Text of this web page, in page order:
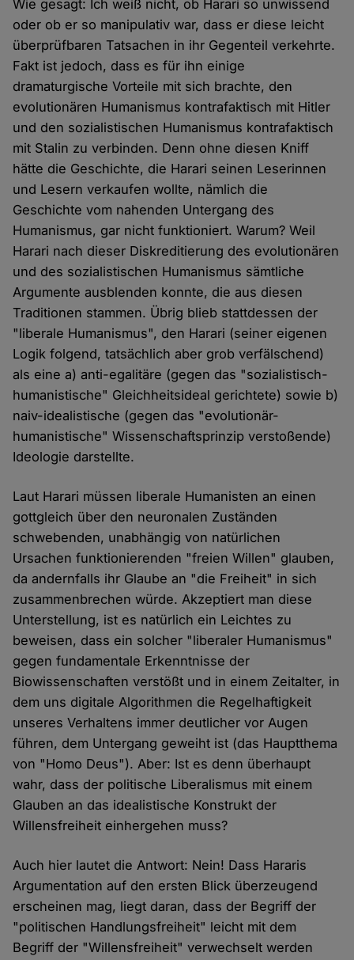
Wie gesagt: Ich weiß nicht, ob Harari so unwissend
oder ob er so manipulativ war, dass er diese leicht
überprüfbaren Tatsachen in ihr Gegenteil verkehrte.
Fakt ist jedoch, dass es für ihn einige
dramaturgische Vorteile mit sich brachte, den
evolutionären Humanismus kontrafaktisch mit Hitler
und den sozialistischen Humanismus kontrafaktisch
mit Stalin zu verbinden. Denn ohne diesen Kniff
hätte die Geschichte, die Harari seinen Leserinnen
und Lesern verkaufen wollte, nämlich die
Geschichte vom nahenden Untergang des
Humanismus, gar nicht funktioniert. Warum? Weil
Harari nach dieser Diskreditierung des evolutionären
und des sozialistischen Humanismus sämtliche
Argumente ausblenden konnte, die aus diesen
Traditionen stammen. Übrig blieb stattdessen der
"liberale Humanismus", den Harari (seiner eigenen
Logik folgend, tatsächlich aber grob verfälschend)
als eine a) anti-egalitäre (gegen das "sozialistisch-
humanistische" Gleichheitsideal gerichtete) sowie b)
naiv-idealistische (gegen das "evolutionär-
humanistische" Wissenschaftsprinzip verstoßende)
Ideologie darstellte.
Laut Harari müssen liberale Humanisten an einen
gottgleich über den neuronalen Zuständen
schwebenden, unabhängig von natürlichen
Ursachen funktionierenden "freien Willen" glauben,
da andernfalls ihr Glaube an "die Freiheit" in sich
zusammenbrechen würde. Akzeptiert man diese
Unterstellung, ist es natürlich ein Leichtes zu
beweisen, dass ein solcher "liberaler Humanismus"
gegen fundamentale Erkenntnisse der
Biowissenschaften verstößt und in einem Zeitalter, in
dem uns digitale Algorithmen die Regelhaftigkeit
unseres Verhaltens immer deutlicher vor Augen
führen, dem Untergang geweiht ist (das Hauptthema
von "Homo Deus"). Aber: Ist es denn überhaupt
wahr, dass der politische Liberalismus mit einem
Glauben an das idealistische Konstrukt der
Willensfreiheit einhergehen muss?
Auch hier lautet die Antwort: Nein! Dass Hararis
Argumentation auf den ersten Blick überzeugend
erscheinen mag, liegt daran, dass der Begriff der
"politischen Handlungsfreiheit" leicht mit dem
Begriff der "Willensfreiheit" verwechselt werden